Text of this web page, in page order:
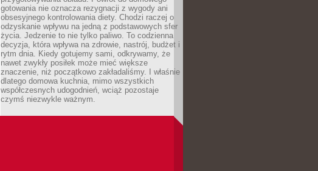
gotowania nie oznacza rezygnacji z wygody ani
obsesyjnego kontrolowania diety. Chodzi raczej o
odzyskanie wpływu na jedną z podstawowych sfer
życia. Jedzenie to nie tylko paliwo. To codzienna
decyzja, która wpływa na zdrowie, nastrój, budżet i
rytm dnia. Kiedy gotujemy sami, odkrywamy, że
nawet zwykły posiłek może mieć większe
znaczenie, niż początkowo zakładaliśmy. I właśnie
dlatego domowa kuchnia, mimo wszystkich
współczesnych udogodnień, wciąż pozostaje
czymś niezwykle ważnym.